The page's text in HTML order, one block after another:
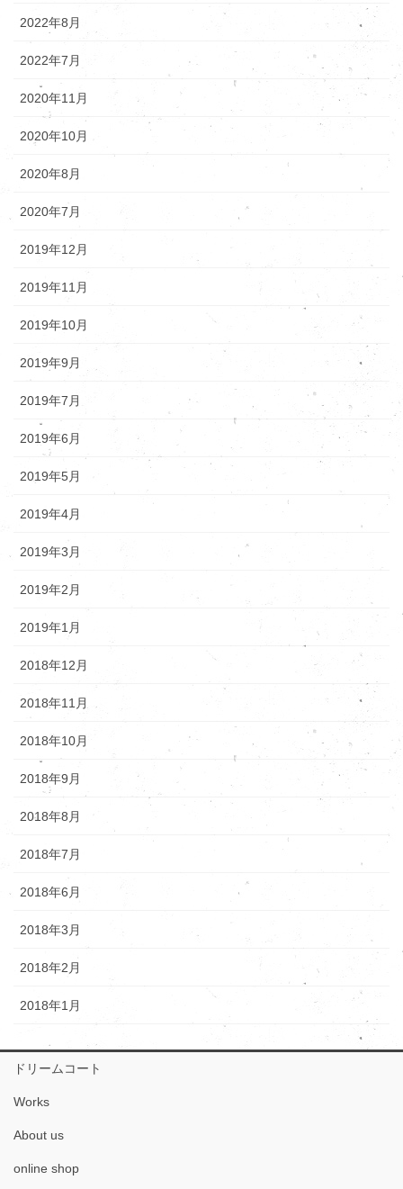
2022年8月
2022年7月
2020年11月
2020年10月
2020年8月
2020年7月
2019年12月
2019年11月
2019年10月
2019年9月
2019年7月
2019年6月
2019年5月
2019年4月
2019年3月
2019年2月
2019年1月
2018年12月
2018年11月
2018年10月
2018年9月
2018年8月
2018年7月
2018年6月
2018年3月
2018年2月
2018年1月
ドリームコート
Works
About us
online shop